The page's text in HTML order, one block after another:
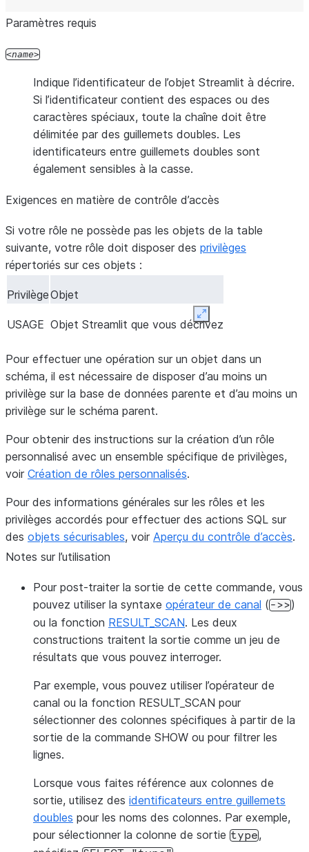
Paramètres requis
name
Indique l’identificateur de l’objet Streamlit à décrire.
Si l’identificateur contient des espaces ou des
caractères spéciaux, toute la chaîne doit être
délimitée par des guillemets doubles. Les
identificateurs entre guillemets doubles sont
également sensibles à la casse.
Exigences en matière de contrôle d’accès
Si votre rôle ne possède pas les objets de la table
suivante, votre rôle doit disposer des privilèges
répertoriés sur ces objets :
PrivilègeObjet
USAGE Objet Streamlit que vous décrivez
Expand
Pour effectuer une opération sur un objet dans un
schéma, il est nécessaire de disposer d’au moins un
privilège sur la base de données parente et d’au moins un
privilège sur le schéma parent.
Pour obtenir des instructions sur la création d’un rôle
personnalisé avec un ensemble spécifique de privilèges,
voir Création de rôles personnalisés.
Pour des informations générales sur les rôles et les
privilèges accordés pour effectuer des actions SQL sur
des objets sécurisables, voir Aperçu du contrôle d’accès.
Notes sur l’utilisation
Pour post-traiter la sortie de cette commande, vous
pouvez utiliser la syntaxe opérateur de canal (->>)
ou la fonction RESULT_SCAN. Les deux
constructions traitent la sortie comme un jeu de
résultats que vous pouvez interroger.
Par exemple, vous pouvez utiliser l’opérateur de
canal ou la fonction RESULT_SCAN pour
sélectionner des colonnes spécifiques à partir de la
sortie de la commande SHOW ou pour filtrer les
lignes.
Lorsque vous faites référence aux colonnes de
sortie, utilisez des identificateurs entre guillemets
doubles pour les noms des colonnes. Par exemple,
pour sélectionner la colonne de sortie type,